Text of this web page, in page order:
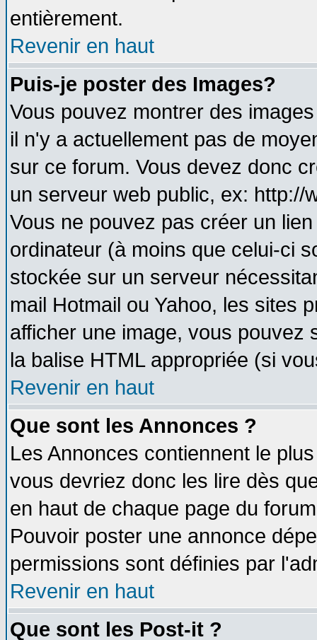
entièrement.
Revenir en haut
Puis-je poster des Images?
Vous pouvez montrer des
il n'y a actuellement pas de
sur ce forum. Vous devez donc
un serveur web public, ex: http://
Vous ne pouvez pas créer un
ordinateur (à moins que celui-ci
stockée sur un serveur
mail Hotmail ou Yahoo, les sites
afficher une image, vous pouvez
la balise HTML appropriée (si
Revenir en haut
Que sont les Annonces ?
Les Annonces contiennent le
vous devriez donc les lire dès
en haut de chaque page du
Pouvoir poster une annonce
permissions sont définies par
Revenir en haut
Que sont les Post-it ?